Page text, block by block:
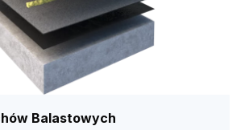
Balastowych